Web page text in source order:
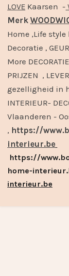
LOVE Kaarsen -
Merk
Home ,Life
Decoratie ,
More
PRIJZEN ,
gezelligheid in
INTERIEUR-
Vlaanderen -
, https://
interieur.be
https://
home-
interieur.be